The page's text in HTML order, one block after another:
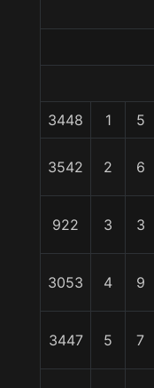
3448 1 5
3542 2 6
922 3 3
3053 4 9
3447 5 7